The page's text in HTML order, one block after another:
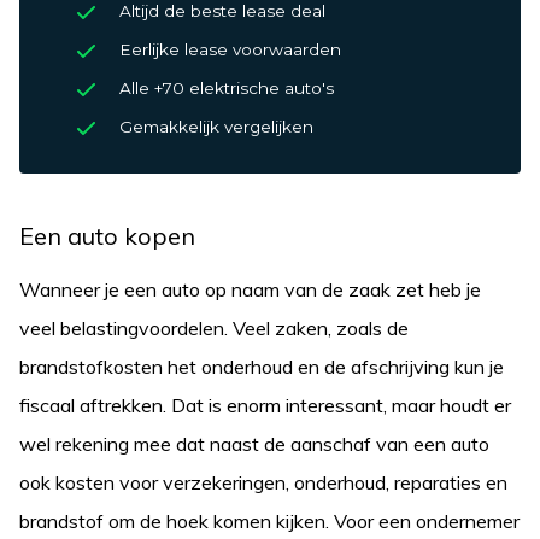
Altijd de beste lease deal
Eerlijke lease voorwaarden
Alle +70 elektrische auto's
Gemakkelijk vergelijken
Een auto kopen
Wanneer je een auto op naam van de zaak zet heb je
veel belastingvoordelen. Veel zaken, zoals de
brandstofkosten het onderhoud en de afschrijving kun je
fiscaal aftrekken. Dat is enorm interessant, maar houdt er
wel rekening mee dat naast de aanschaf van een auto
ook kosten voor verzekeringen, onderhoud, reparaties en
brandstof om de hoek komen kijken. Voor een ondernemer